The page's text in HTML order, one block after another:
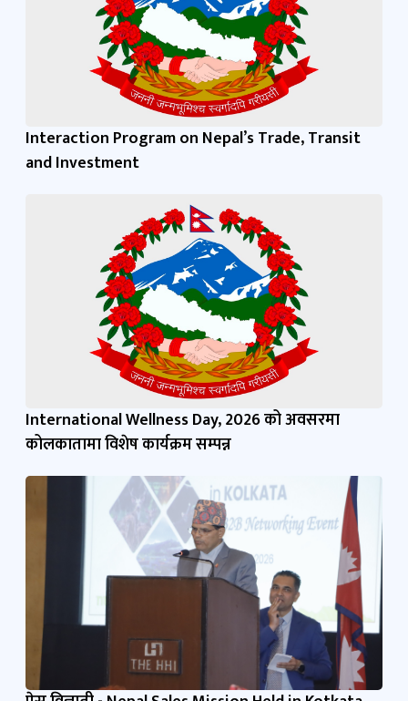
Interaction Program on Nepal’s Trade, Transit
and Investment
International Wellness Day, 2026 को अवसरमा
कोलकातामा विशेष कार्यक्रम सम्पन्न